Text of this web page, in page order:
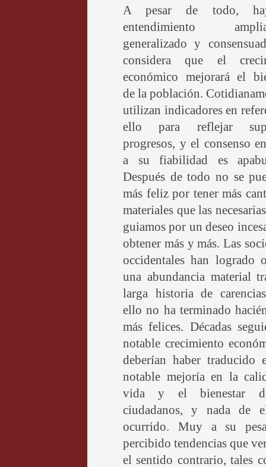
A pesar de todo,
entendimiento
generalizado y
considera que el
económico mejorará el
de la población.
utilizan indicadores en
ello para reflejar
progresos, y el consenso
a su fiabilidad es
Después de todo no se
más feliz por tener más
materiales que las
guiamos por un deseo
obtener más y más. Las
occidentales han logrado
una abundancia material
larga historia de
ello no ha terminado
más felices. Décadas
notable crecimiento
deberían haber traducido
notable mejoría en la
vida y el bienestar
ciudadanos, y nada de
ocurrido. Muy a su
percibido tendencias que
el sentido contrario, tales